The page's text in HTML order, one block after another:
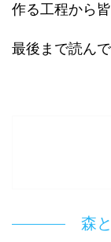
作る工程から
最後まで読ん
森